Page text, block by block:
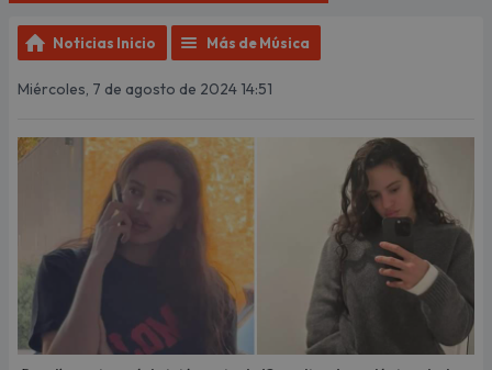
Noticias Inicio Más de Música
Miércoles, 7 de agosto de 2024 14:51